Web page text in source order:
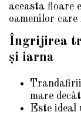
aceasta floare
oamenilor care
Îngrijirea
și iarna
Trandafirii
mare
Este ideal